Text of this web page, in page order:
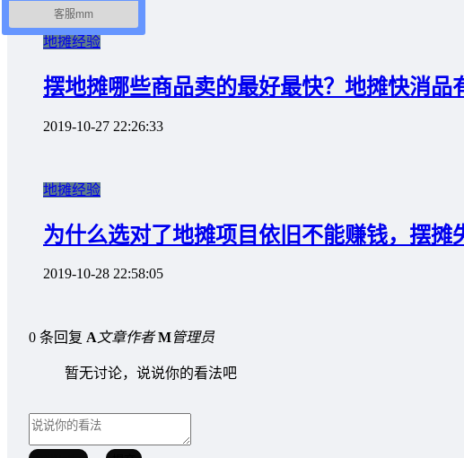
地摊经验
摆地摊哪些商品卖的最好最快？地摊快消品
2019-10-27 22:26:33
地摊经验
为什么选对了地摊项目依旧不能赚钱，摆摊
2019-10-28 22:58:05
0 条回复 A文章作者 M管理员
暂无讨论，说说你的看法吧
客服mm